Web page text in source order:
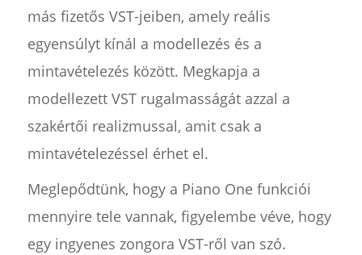
más fizetős VST-jeiben, amely reális
egyensúlyt kínál a modellezés és a
mintavételezés között. Megkapja a
modellezett VST rugalmasságát azzal a
szakértői realizmussal, amit csak a
mintavételezéssel érhet el.
Meglepődtünk, hogy a Piano One funkciói
mennyire tele vannak, figyelembe véve, hogy
egy ingyenes zongora VST-ről van szó.